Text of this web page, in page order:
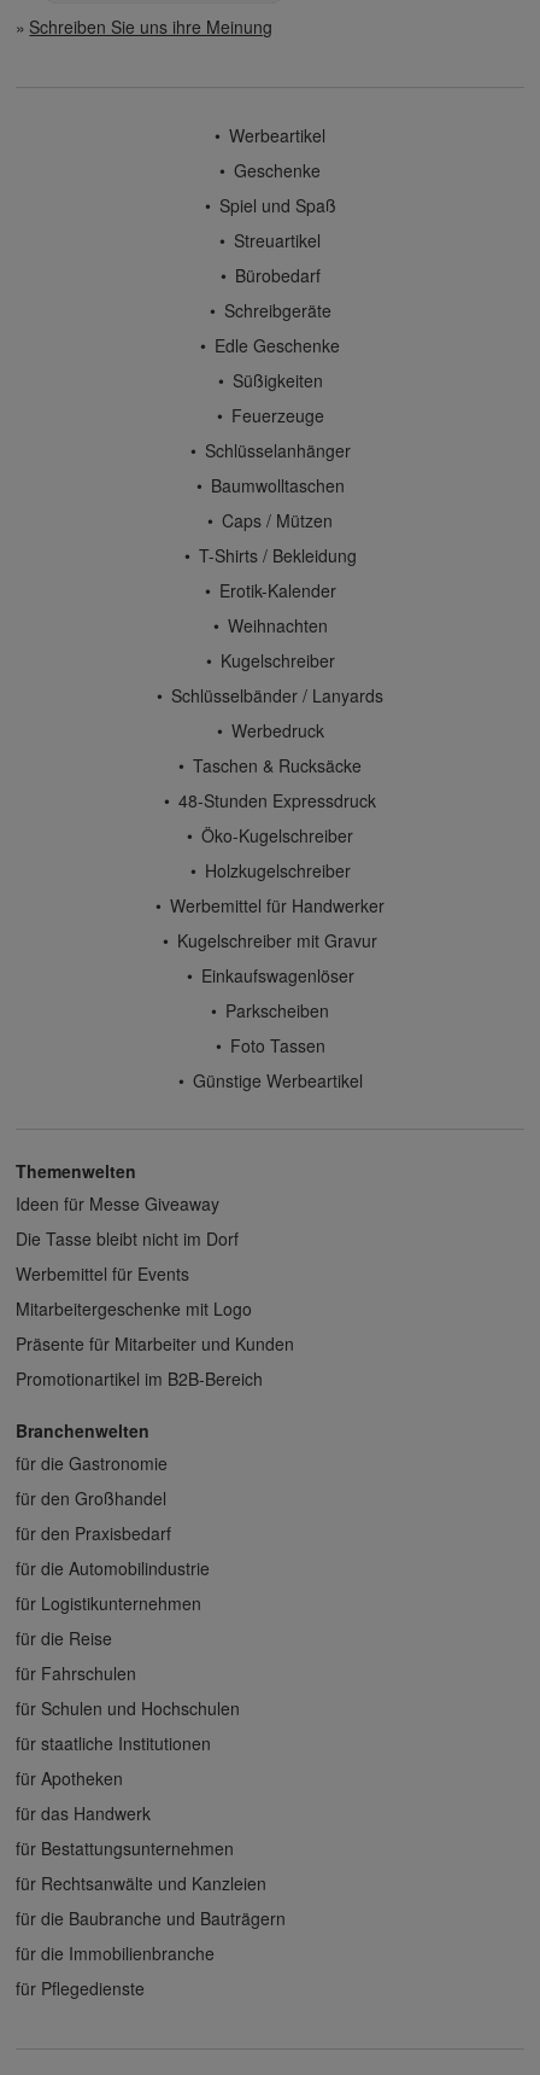
Schreiben Sie uns ihre Meinung
Werbeartikel
Geschenke
Spiel und Spaß
Streuartikel
Bürobedarf
Schreibgeräte
Edle Geschenke
Süßigkeiten
Feuerzeuge
Schlüsselanhänger
Baumwolltaschen
Caps / Mützen
T-Shirts / Bekleidung
Erotik-Kalender
Weihnachten
Kugelschreiber
Schlüsselbänder / Lanyards
Werbedruck
Taschen & Rucksäcke
48-Stunden Expressdruck
Öko-Kugelschreiber
Holzkugelschreiber
Werbemittel für Handwerker
Kugelschreiber mit Gravur
Einkaufswagenlöser
Parkscheiben
Foto Tassen
Günstige Werbeartikel
Themenwelten
Ideen für Messe Giveaway
Die Tasse bleibt nicht im Dorf
Werbemittel für Events
Mitarbeitergeschenke mit Logo
Präsente für Mitarbeiter und Kunden
Promotionartikel im B2B-Bereich
Branchenwelten
für die Gastronomie
für den Großhandel
für den Praxisbedarf
für die Automobilindustrie
für Logistikunternehmen
für die Reise
für Fahrschulen
für Schulen und Hochschulen
für staatliche Institutionen
für Apotheken
für das Handwerk
für Bestattungsunternehmen
für Rechtsanwälte und Kanzleien
für die Baubranche und Bauträgern
für die Immobilienbranche
für Pflegedienste